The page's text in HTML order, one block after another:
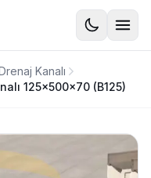
Kanalı
125x500x70 (B125)